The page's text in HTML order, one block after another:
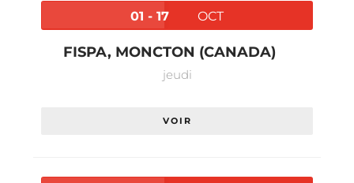
01 - 17 OCT
FISPA, MONCTON (CANADA)
jeudi
VOIR